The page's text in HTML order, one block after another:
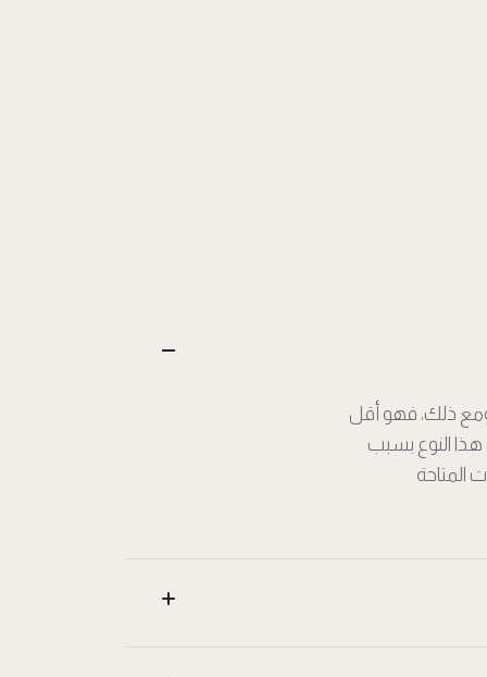
ومع ذلك، فهو أقل
النوع بسبب
المتاحة